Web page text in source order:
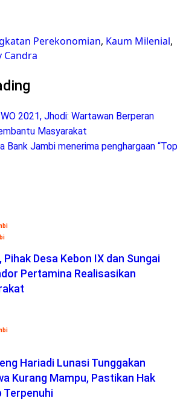
Perekonomian, Kaum Milenial,
Candra
2021, Jhodi: Wartawan Berperan
Masyarakat
Bank Jambi menerima penghargaan “Top
Desa Kebon IX dan Sungai
Pertamina Realisasikan
Hariadi Lunasi Tunggakan
Kurang Mampu, Pastikan Hak
Terpenuhi